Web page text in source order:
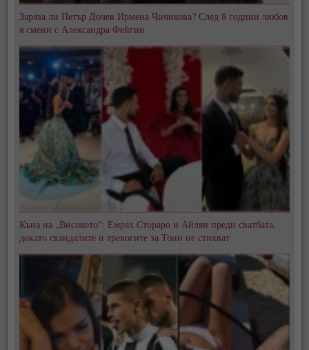
Заряза ли Петър Дочев Ирмена Чичикова? След 8 години любов
я смени с Александра Фейгин
Къна на „Високото": Емрах Стораро и Айлян преди сватбата,
докато скандалите и тревогите за Тони не стихват